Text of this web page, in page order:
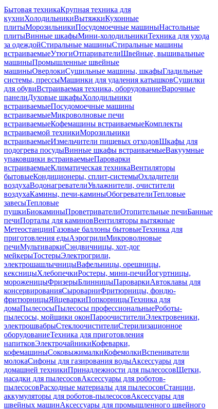
Бытовая техникаКрупная техника для
кухниХолодильникиВытяжкиКухонные
плитыМорозильникиПосудомоечные машиныНастольные
плитыВинные шкафыМини-холодильникиТехника для ухода
за одеждойСтиральные машиныСтиральные машины
встраиваемыеУтюгиОтпаривателиШвейные, вышивальные
машиныПромышленные швейные
машиныОверлокиСушильные машины, шкафыГладильные
системы, прессыМашинки для удаления катышковСушилки
для обувиВстраиваемая техника, оборудованиеВарочные
панелиДуховые шкафыХолодильники
встраиваемыеПосудомоечные машины
встраиваемыеМикроволновые печи
встраиваемыеКофемашины встраиваемыеКомплекты
встраиваемой техникиМорозильники
встраиваемыеИзмельчители пищевых отходовШкафы для
подогрева посудыВинные шкафы встраиваемыеВакуумные
упаковщики встраиваемыеПароварки
встраиваемыеКлиматическая техникаВентиляторы
бытовыеКондиционеры, сплит-системыОхладители
воздухаВодонагревателиУвлажнители, очистители
воздухаКамины, печи-каминыОбогревателиТепловые
завесыТепловые
пушкиБиокаминыПроветривателиОтопительные печиБанные
печиПорталы для каминовВентиляторы вытяжные
МетеостанцииГазовые баллоны бытовыеТехника для
приготовления едыАэрогрилиМикроволновые
печиМультиваркиСэндвичницы, хот-дог
мейкерыТостерыЭлектрогрили,
электрошашлычницыВафельницы, орешницы,
кексницыХлебопечкиРостеры, мини-печиЙогуртницы,
мороженицыФризерыБлинницыПароваркиАвтоклавы для
консервированияСыроварниФритюрницы, фондю-
фритюрницыЯйцеваркиПопкорницыТехника для
домаПылесосыПылесосы профессиональныеРоботы-
пылесосы, мойщики оконПароочистителиЭлектровеники,
электрошвабрыСтеклоочистителиСтерилизационное
оборудованиеТехника для приготовления
напитковЭлектрочайникиКофеварки,
кофемашиныСоковыжималкиКофемолкиВспениватели
молокаСифоны для газирования водыАксессуары для
домашней техникиПринадлежности для пылесосовЩетки,
насадки для пылесосовАксессуары для роботов-
пылесосовРасходные материалы для пылесосовСтанции,
аккумуляторы для роботов-пылесосовАксессуары для
швейных машинАксессуары для промышленного швейного